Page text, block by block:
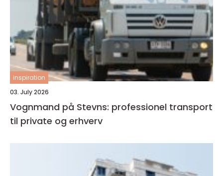
inspiration
03. July 2026
Vognmand på Stevns: professionel transport
til private og erhverv